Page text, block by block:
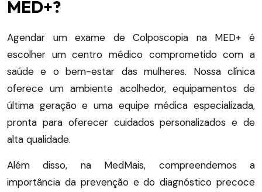
MED+?
Agendar um exame de Colposcopia na MED+ é
escolher um centro médico comprometido com a
saúde e o bem-estar das mulheres. Nossa clínica
oferece um ambiente acolhedor, equipamentos de
última geração e uma equipe médica especializada,
pronta para oferecer cuidados personalizados e de
alta qualidade.
Além disso, na MedMais, compreendemos a
importância da prevenção e do diagnóstico precoce